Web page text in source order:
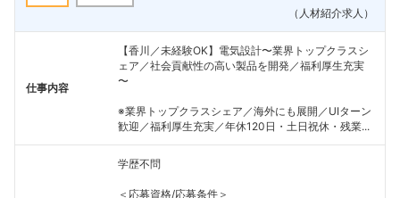
（人材紹介求人）
仕事内容
【香川／未経験OK】電気設計〜業界トップクラスシ
ェア／社会貢献性の高い製品を開発／福利厚生充実
〜
※業界トップクラスシェア／海外にも展開／UIターン
歓迎／福利厚生充実／年休120日・土日祝休・残業...
学歴不問
＜応募資格/応募条件＞